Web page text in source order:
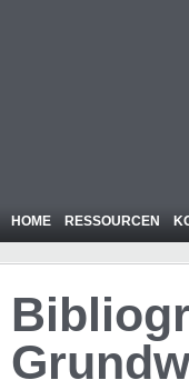
HOME RESSOURCEN